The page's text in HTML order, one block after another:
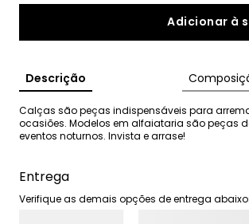
Adicionar à
Descrição
Calças são peças indispensáveis para
ocasiões. Modelos em alfaiataria são peças
eventos noturnos. Invista e arrase!
Entrega
Verifique as demais opções de entrega abaixo: